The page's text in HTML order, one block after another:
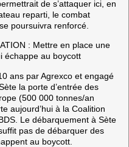
de s’attaquer ici, en
reparti, le combat
poursuivra renforcé.
: Mettre en place une
échappe au boycott
ans par Agrexco et engagé
la porte d’entrée des
(500 000 tonnes/an
aujourd’hui à la Coalition
Le débarquement à Sète
pas de débarquer des
au boycott.